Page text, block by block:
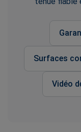
Surfaces
Vidéo